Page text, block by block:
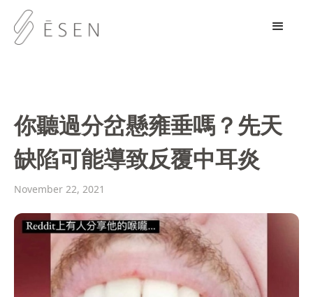
你聽過分岔懸雍垂嗎？先天
缺陷可能導致反覆中耳炎
November 22, 2021